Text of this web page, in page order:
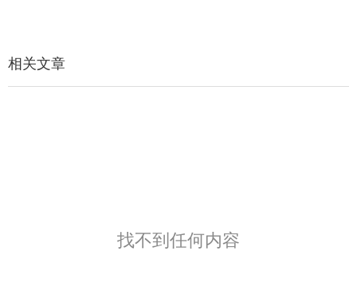
相关文章
找不到任何内容